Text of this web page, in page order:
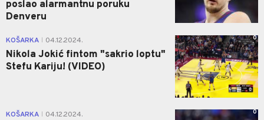
poslao alarmantnu poruku
Denveru
KOŠARKA 04.12.2024.
Nikola Jokić fintom "sakrio loptu"
Stefu Kariju! (VIDEO)
0
KOŠARKA 04.12.2024. 0